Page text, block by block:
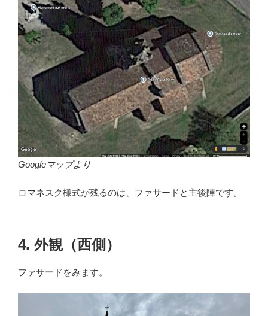
Googleマップより
ロマネスク様式が残るのは、ファサードと主後陣です。
4. 外観（西側）
ファサードをみます。